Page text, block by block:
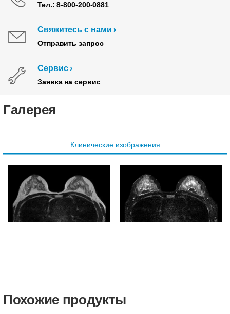
Тел.: 8-800-200-0881
Свяжитесь с нами
Отправить запрос
Сервис
Заявка на сервис
Галерея
Клинические изображения
Похожие продукты